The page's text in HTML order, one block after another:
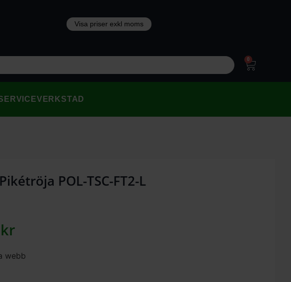
0
POL-TSC-FT2-L
kr
webb